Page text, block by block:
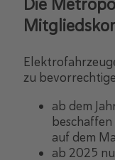
zu
ab dem
auf dem
ab 2025